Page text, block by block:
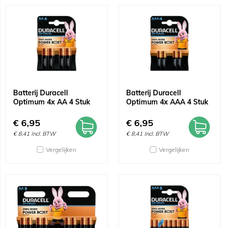
Batterij Duracell
Optimum 4x AA 4 Stuk
€ 6,95
€ 8,41 Incl. BTW
Vergelijken
Batterij Duracell
Optimum 4x AAA 4 Stuk
€ 6,95
€ 8,41 Incl. BTW
Vergelijken